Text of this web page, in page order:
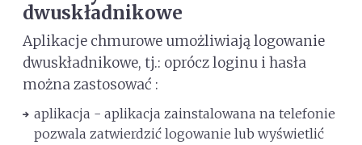
dwuskładnikowe
Aplikacje chmurowe umożliwiają logowanie
dwuskładnikowe, tj.: oprócz loginu i hasła
można zastosować :
aplikacja - aplikacja zainstalowana na telefonie
pozwala zatwierdzić logowanie lub wyświetlić